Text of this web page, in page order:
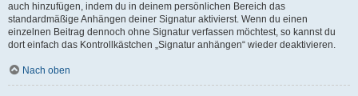
auch hinzufügen, indem du in deinem persönlichen Bereich das
standardmäßige Anhängen deiner Signatur aktivierst. Wenn du einen
einzelnen Beitrag dennoch ohne Signatur verfassen möchtest, so kannst du
dort einfach das Kontrollkästchen „Signatur anhängen“ wieder deaktivieren.
Nach oben